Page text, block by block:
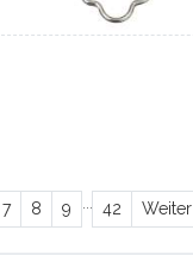
7 8 9 42 Weiter